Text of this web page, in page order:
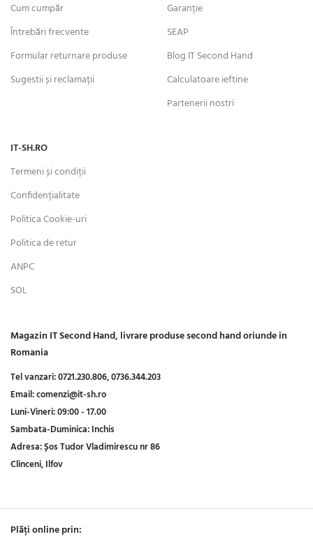
Cum cumpăr
Întrebări frecvente
Formular returnare produse
Sugestii și reclamații
Garanție
SEAP
Blog IT Second Hand
Calculatoare ieftine
Partenerii nostri
IT-SH.RO
Termeni și condiții
Confidențialitate
Politica Cookie-uri
Politica de retur
ANPC
SOL
Magazin IT Second Hand, livrare produse second hand oriunde in
Romania
Tel vanzari:0721.230.806,0736.344.203
Email:comenzi@it-sh.ro
Luni-Vineri:09:00 - 17.00
Sambata-Duminica:Inchis
Adresa:Șos Tudor Vladimirescu nr 86
Clinceni, Ilfov
Plăți online prin: